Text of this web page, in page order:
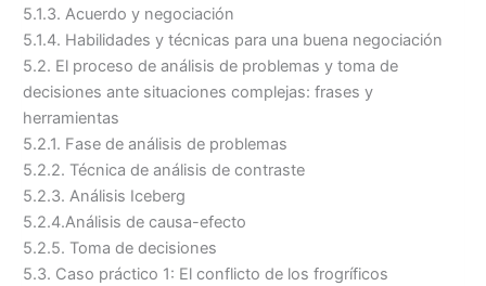
5.1.3. Acuerdo y negociación
5.1.4. Habilidades y técnicas para una buena negociación
5.2. El proceso de análisis de problemas y toma de
decisiones ante situaciones complejas: frases y
herramientas
5.2.1. Fase de análisis de problemas
5.2.2. Técnica de análisis de contraste
5.2.3. Análisis Iceberg
5.2.4.Análisis de causa-efecto
5.2.5. Toma de decisiones
5.3. Caso práctico 1: El conflicto de los frogríficos